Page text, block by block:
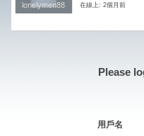
lonelymen88
lonelymen88 在線上: 2個月前
Please
用戶名